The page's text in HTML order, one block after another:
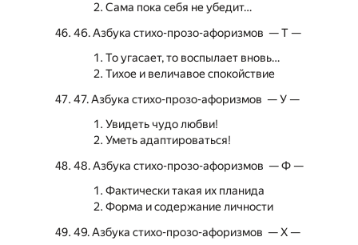
Сама пока себя не убедит…
46. Азбука стихо-прозо-афоризмов — Т —
То угасает, то воспылает вновь…
Тихое и величавое спокойствие
47. Азбука стихо-прозо-афоризмов — У —
Увидеть чудо любви!
Уметь адаптироваться!
48. Азбука стихо-прозо-афоризмов — Ф —
Фактически такая их планида
Форма и содержание личности
49. Азбука стихо-прозо-афоризмов — Х —